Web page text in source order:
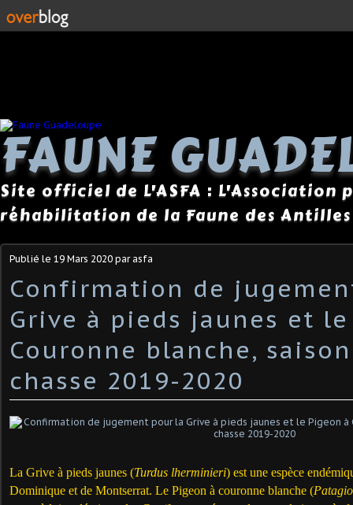
FAUNE
Site officiel de L'ASFA : L'Association
réhabilitation de la Faune des Antilles
Publié le 19 Mars 2020 par asfa
Confirmation de
Grive à pieds jaunes et
Couronne blanche,
chasse 2019-2020
La Grive à pieds jaunes (Turdus lherminieri) est une espèce
Dominique et de Montserrat. Le Pigeon à couronne blanche (